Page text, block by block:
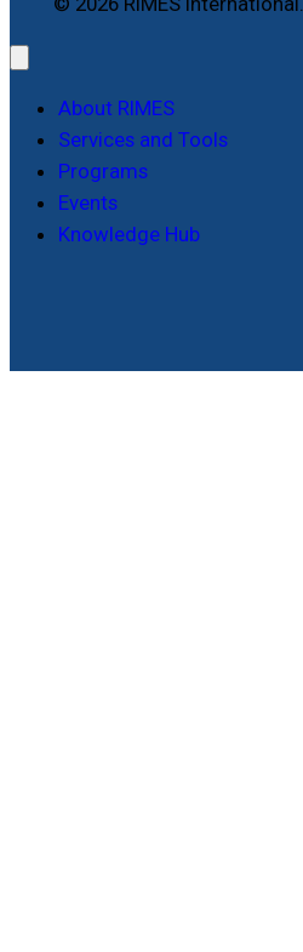
About RIMES
Services and Tools
Programs
Events
Knowledge Hub